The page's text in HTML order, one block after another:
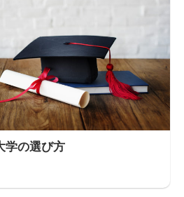
学の選び方